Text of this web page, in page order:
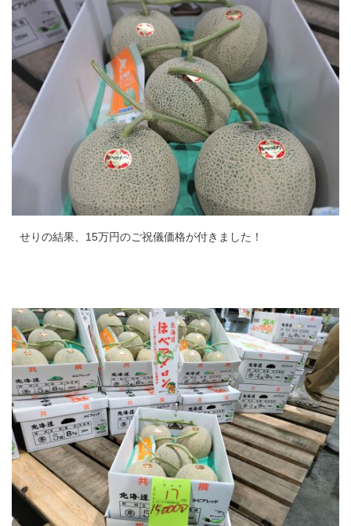
せりの結果、15万円のご祝儀価格が付きました！